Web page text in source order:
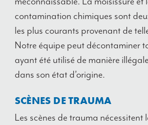
contamination chimiques sont
les plus courants provenant de
Notre équipe peut décontaminer
ayant été utilisé de manière
dans son état d’origine.
SCÈNES DE TRAUMA
Les scènes de trauma nécessitent